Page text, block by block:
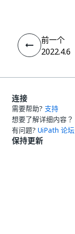
前一个
2022.4.6
连接
需要帮助? 支持
想要了解详细内容？
有问题? UiPath 论坛
保持更新